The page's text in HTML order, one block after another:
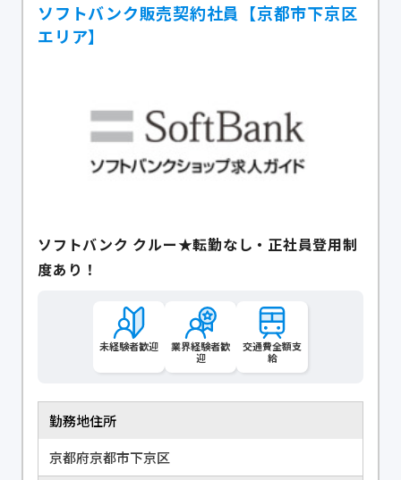
ソフトバンク販売契約社員【京都市下京区
エリア】
ソフトバンク クルー★転勤なし・正社員登用制
度あり！
未経験者歓迎
業界経験者歓
迎
交通費全額支
給
勤務地住所
京都府京都市下京区